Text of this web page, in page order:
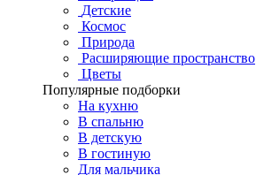
Детские
Космос
Природа
Расширяющие пространство
Цветы
Популярные подборки
На кухню
В спальню
В детскую
В гостиную
Для мальчика